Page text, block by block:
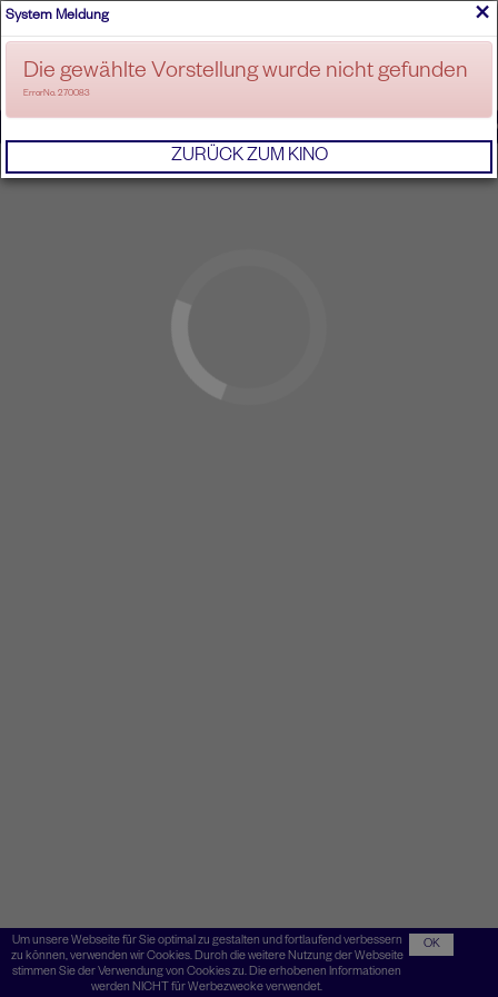
ANMELDEN
Um unsere Webseite für Sie optimal zu gestalten und fortlaufend verbessern
zu können, verwenden wir Cookies. Durch die weitere Nutzung der Webseite
stimmen Sie der Verwendung von Cookies zu. Die erhobenen Informationen
werden NICHT für Werbezwecke verwendet.
OK
×
System Meldung
Die gewählte Vorstellung wurde nicht gefunden
ErrorNo. 270083
ZURÜCK ZUM KINO